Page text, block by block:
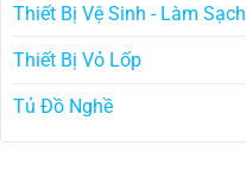
Thiết Bị Vệ Sinh - Làm Sạch
Thiết Bị Vỏ Lốp
Tủ Đồ Nghề